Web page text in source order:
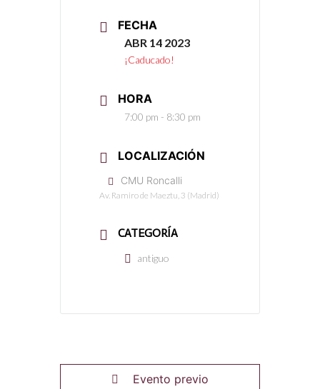
FECHA
ABR 14 2023
¡Caducado!
HORA
7:00 pm - 8:30 pm
LOCALIZACIÓN
CMU Roncalli
Av. Ramiro de Maeztu, 3 (Madrid)
CATEGORÍA
antiguo
Evento previo